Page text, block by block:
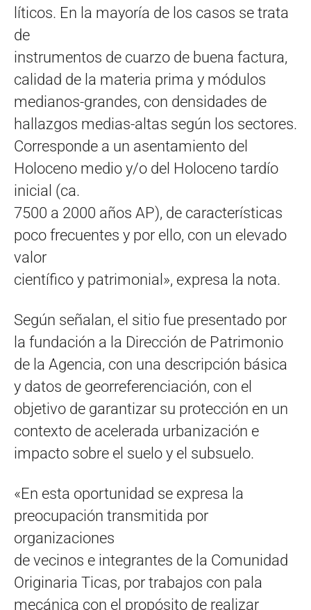
líticos. En la mayoría de los casos se trata
de
instrumentos de cuarzo de buena factura,
calidad de la materia prima y módulos
medianos-grandes, con densidades de
hallazgos medias-altas según los sectores.
Corresponde a un asentamiento del
Holoceno medio y/o del Holoceno tardío
inicial (ca.
7500 a 2000 años AP), de características
poco frecuentes y por ello, con un elevado
valor
científico y patrimonial», expresa la nota.
Según señalan, el sitio fue presentado por
la fundación a la Dirección de Patrimonio
de la Agencia, con una descripción básica
y datos de georreferenciación, con el
objetivo de garantizar su protección en un
contexto de acelerada urbanización e
impacto sobre el suelo y el subsuelo.
«En esta oportunidad se expresa la
preocupación transmitida por
organizaciones
de vecinos e integrantes de la Comunidad
Originaria Ticas, por trabajos con pala
mecánica con el propósito de realizar